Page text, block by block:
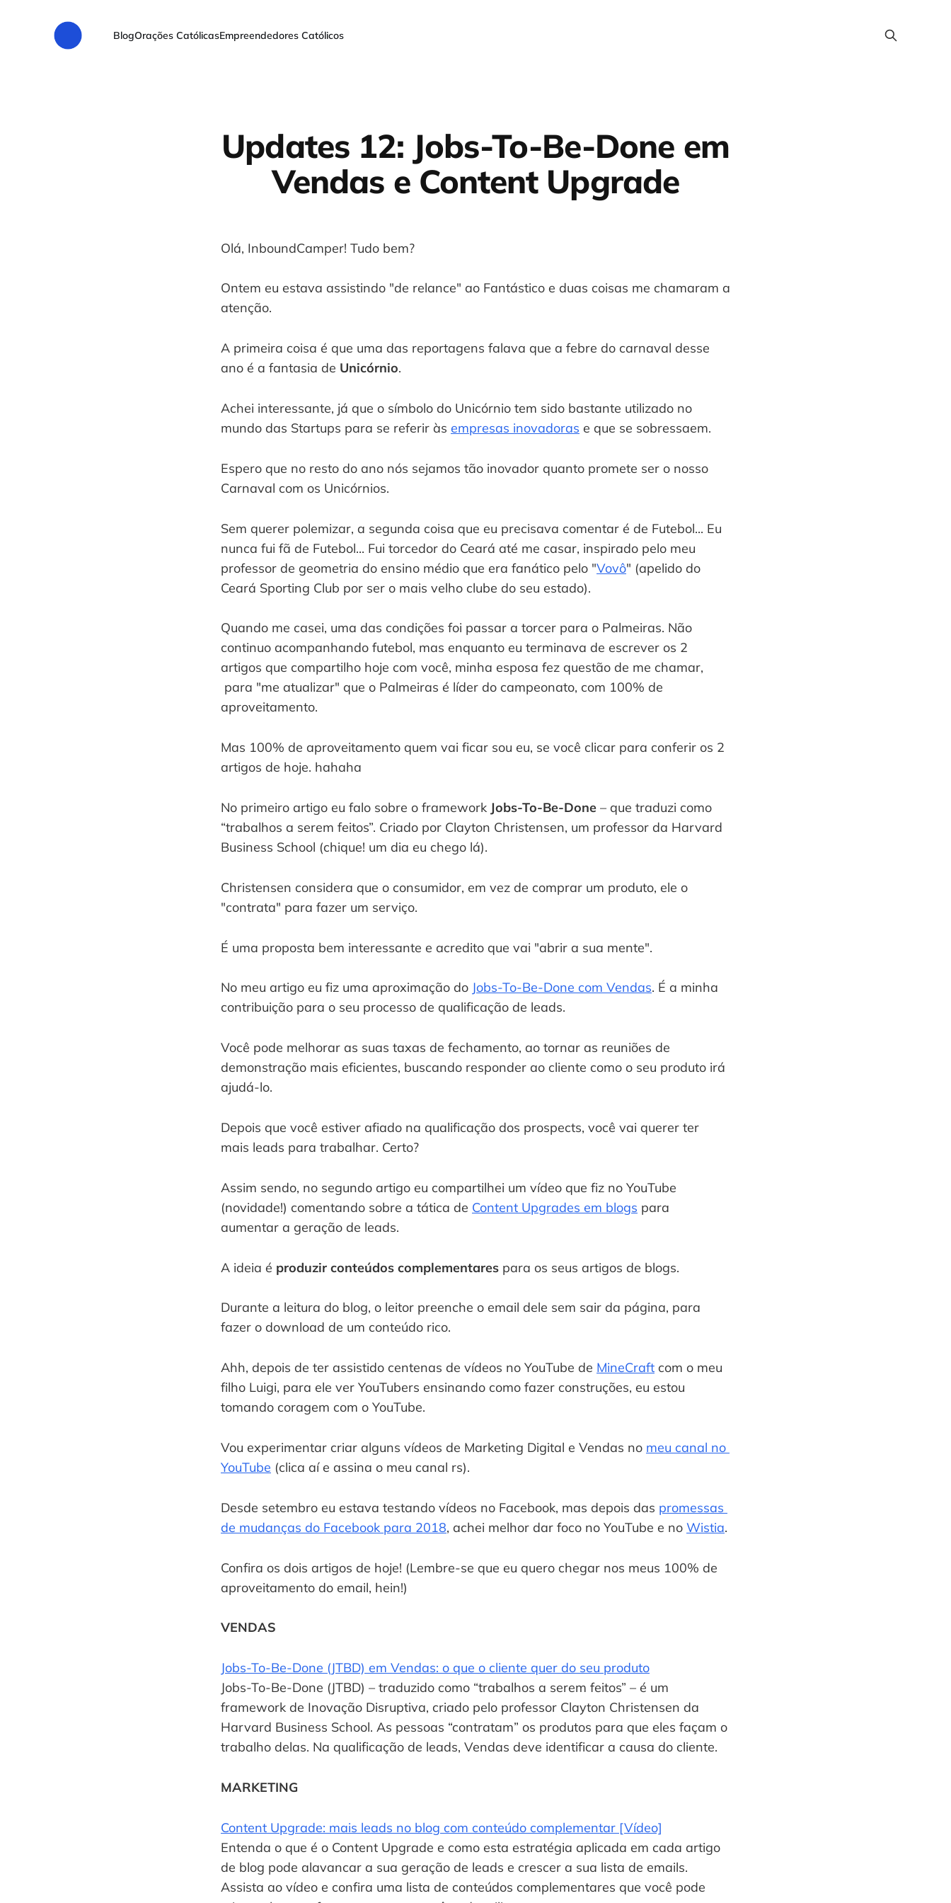
BlogOrações CatólicasEmpreendedores Católicos
Updates 12: Jobs-To-Be-Done em
Vendas e Content Upgrade
Olá, InboundCamper! Tudo bem?
Ontem eu estava assistindo "de relance" ao Fantástico e duas coisas me chamaram a
atenção.
A primeira coisa é que uma das reportagens falava que a febre do carnaval desse
ano é a fantasia de Unicórnio.
Achei interessante, já que o símbolo do Unicórnio tem sido bastante utilizado no
mundo das Startups para se referir às empresas inovadoras e que se sobressaem.
Espero que no resto do ano nós sejamos tão inovador quanto promete ser o nosso
Carnaval com os Unicórnios.
Sem querer polemizar, a segunda coisa que eu precisava comentar é de Futebol... Eu
nunca fui fã de Futebol... Fui torcedor do Ceará até me casar, inspirado pelo meu
professor de geometria do ensino médio que era fanático pelo "Vovô" (apelido do
Ceará Sporting Club por ser o mais velho clube do seu estado).
Quando me casei, uma das condições foi passar a torcer para o Palmeiras. Não
continuo acompanhando futebol, mas enquanto eu terminava de escrever os 2
artigos que compartilho hoje com você, minha esposa fez questão de me chamar,
para "me atualizar" que o Palmeiras é líder do campeonato, com 100% de
aproveitamento.
Mas 100% de aproveitamento quem vai ficar sou eu, se você clicar para conferir os 2
artigos de hoje. hahaha
No primeiro artigo eu falo sobre o framework Jobs-To-Be-Done – que traduzi como
“trabalhos a serem feitos”. Criado por Clayton Christensen, um professor da Harvard
Business School (chique! um dia eu chego lá).
Christensen considera que o consumidor, em vez de comprar um produto, ele o
"contrata" para fazer um serviço.
É uma proposta bem interessante e acredito que vai "abrir a sua mente".
No meu artigo eu fiz uma aproximação do Jobs-To-Be-Done com Vendas. É a minha
contribuição para o seu processo de qualificação de leads.
Você pode melhorar as suas taxas de fechamento, ao tornar as reuniões de
demonstração mais eficientes, buscando responder ao cliente como o seu produto irá
ajudá-lo.
Depois que você estiver afiado na qualificação dos prospects, você vai querer ter
mais leads para trabalhar. Certo?
Assim sendo, no segundo artigo eu compartilhei um vídeo que fiz no YouTube
(novidade!) comentando sobre a tática de Content Upgrades em blogs para
aumentar a geração de leads.
A ideia é produzir conteúdos complementares para os seus artigos de blogs.
Durante a leitura do blog, o leitor preenche o email dele sem sair da página, para
fazer o download de um conteúdo rico.
Ahh, depois de ter assistido centenas de vídeos no YouTube de MineCraft com o meu
filho Luigi, para ele ver YouTubers ensinando como fazer construções, eu estou
tomando coragem com o YouTube.
Vou experimentar criar alguns vídeos de Marketing Digital e Vendas no meu canal no
YouTube (clica aí e assina o meu canal rs).
Desde setembro eu estava testando vídeos no Facebook, mas depois das promessas
de mudanças do Facebook para 2018, achei melhor dar foco no YouTube e no Wistia.
Confira os dois artigos de hoje! (Lembre-se que eu quero chegar nos meus 100% de
aproveitamento do email, hein!)
VENDAS
Jobs-To-Be-Done (JTBD) em Vendas: o que o cliente quer do seu produto
Jobs-To-Be-Done (JTBD) – traduzido como “trabalhos a serem feitos” – é um
framework de Inovação Disruptiva, criado pelo professor Clayton Christensen da
Harvard Business School. As pessoas “contratam” os produtos para que eles façam o
trabalho delas. Na qualificação de leads, Vendas deve identificar a causa do cliente.
MARKETING
Content Upgrade: mais leads no blog com conteúdo complementar [Vídeo]
Entenda o que é o Content Upgrade e como esta estratégia aplicada em cada artigo
de blog pode alavancar a sua geração de leads e crescer a sua lista de emails.
Assista ao vídeo e confira uma lista de conteúdos complementares que você pode